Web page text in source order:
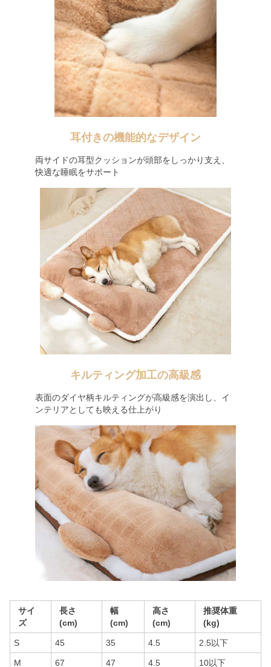
耳付きの機能的なデザイン
両サイドの耳型クッションが頭部をしっかり支え、
快適な睡眠をサポート
キルティング加工の高級感
表面のダイヤ柄キルティングが高級感を演出し、イ
ンテリアとしても映える仕上がり
サイ
ズ
長さ
(cm)
幅
(cm)
高さ
(cm)
推奨体重
(kg)
S 45 35 4.5 2.5以下
M 67 47 4.5 10以下